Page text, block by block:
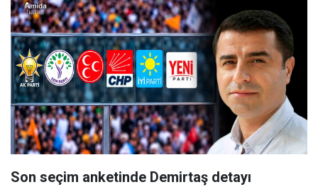
Son seçim anketinde Demirtaş detayı